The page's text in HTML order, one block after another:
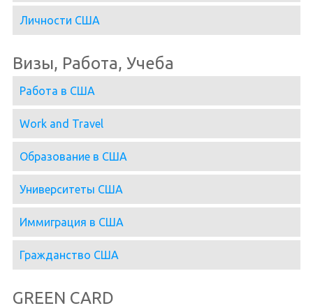
Личности США
Визы, Работа, Учеба
Работа в США
Work and Travel
Образование в США
Университеты США
Иммиграция в США
Гражданство США
GREEN CARD